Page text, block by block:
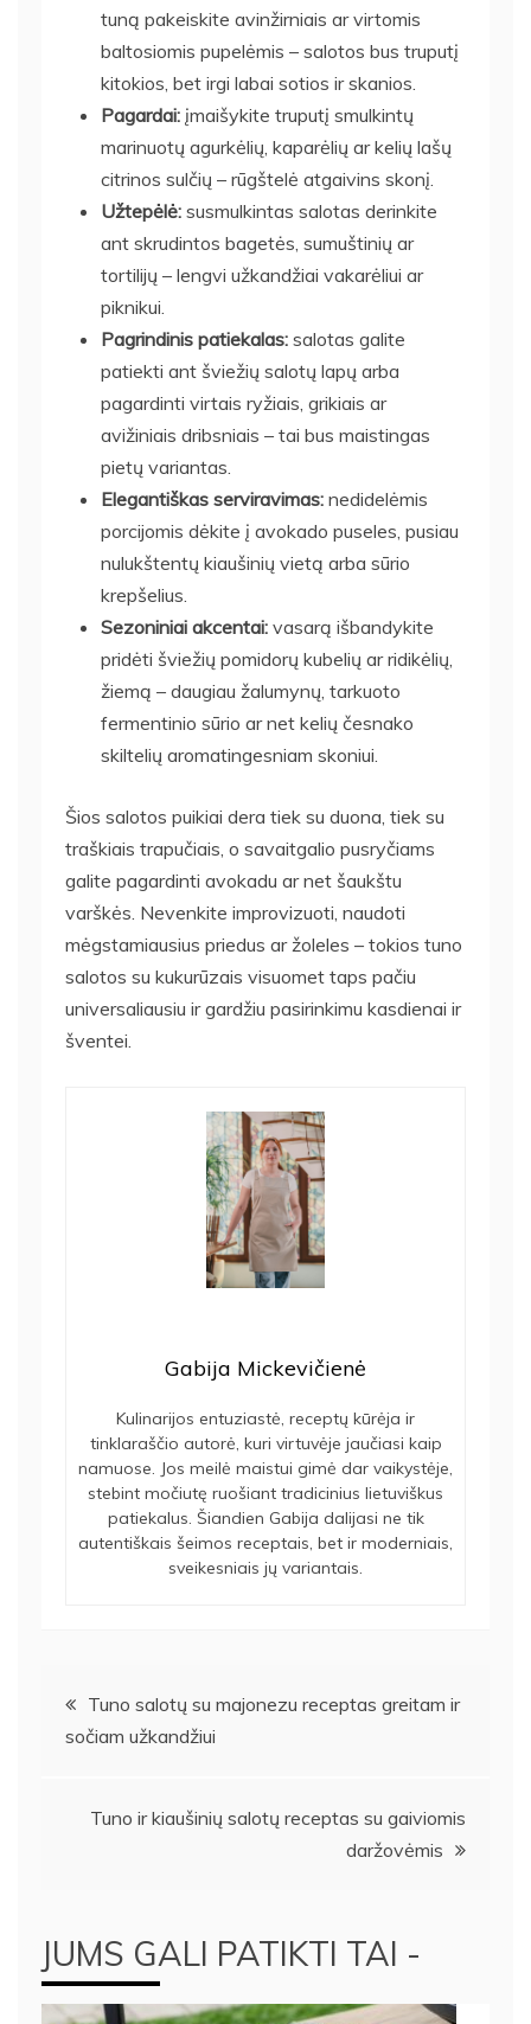
tuną pakeiskite avinžirniais ar virtomis
baltosiomis pupelėmis – salotos bus truputį
kitokios, bet irgi labai sotios ir skanios.
Pagardai: įmaišykite truputį smulkintų
marinuotų agurkėlių, kaparėlių ar kelių lašų
citrinos sulčių – rūgštelė atgaivins skonį.
Užtepėlė: susmulkintas salotas derinkite
ant skrudintos bagetės, sumuštinių ar
tortilijų – lengvi užkandžiai vakarėliui ar
piknikui.
Pagrindinis patiekalas: salotas galite
patiekti ant šviežių salotų lapų arba
pagardinti virtais ryžiais, grikiais ar
avižiniais dribsniais – tai bus maistingas
pietų variantas.
Elegantiškas serviravimas: nedidelėmis
porcijomis dėkite į avokado puseles, pusiau
nulukštentų kiaušinių vietą arba sūrio
krepšelius.
Sezoniniai akcentai: vasarą išbandykite
pridėti šviežių pomidorų kubelių ar ridikėlių,
žiemą – daugiau žalumynų, tarkuoto
fermentinio sūrio ar net kelių česnako
skiltelių aromatingesniam skoniui.
Šios salotos puikiai dera tiek su duona, tiek su
traškiais trapučiais, o savaitgalio pusryčiams
galite pagardinti avokadu ar net šaukštu
varškės. Nevenkite improvizuoti, naudoti
mėgstamiausius priedus ar žoleles – tokios tuno
salotos su kukurūzais visuomet taps pačiu
universaliausiu ir gardžiu pasirinkimu kasdienai ir
šventei.
Gabija Mickevičienė
Kulinarijos entuziastė, receptų kūrėja ir
tinklaraščio autorė, kuri virtuvėje jaučiasi kaip
namuose. Jos meilė maistui gimė dar vaikystėje,
stebint močiutę ruošiant tradicinius lietuviškus
patiekalus. Šiandien Gabija dalijasi ne tik
autentiškais šeimos receptais, bet ir moderniais,
sveikesniais jų variantais.
Navigacija
tarp
įrašų
Tuno salotų su majonezu receptas greitam ir
sočiam užkandžiui
Tuno ir kiaušinių salotų receptas su gaiviomis
daržovėmis
JUMS GALI PATIKTI TAI -